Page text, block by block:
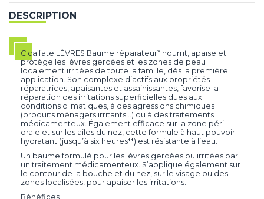
DESCRIPTION
Cicalfate LÈVRES Baume réparateur* nourrit, apaise et
protège les lèvres gercées et les zones de peau
localement irritées de toute la famille, dès la première
application. Son complexe d’actifs aux propriétés
réparatrices, apaisantes et assainissantes, favorise la
réparation des irritations superficielles dues aux
conditions climatiques, à des agressions chimiques
(produits ménagers irritants...) ou à des traitements
médicamenteux. Également efficace sur la zone péri-
orale et sur les ailes du nez, cette formule à haut pouvoir
hydratant (jusqu’à six heures**) est résistante à l’eau.
Un baume formulé pour les lèvres gercées ou irritées par
un traitement médicamenteux. S’applique également sur
le contour de la bouche et du nez, sur le visage ou des
zones localisées, pour apaiser les irritations.
Bénéfices